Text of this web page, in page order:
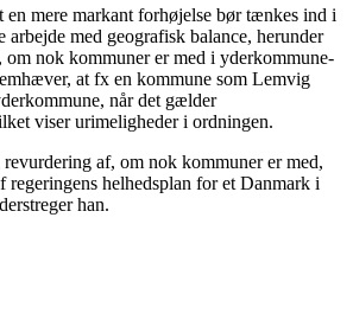
en mere markant forhøjelse bør tænkes ind i
arbejde med geografisk balance, herunder
om nok kommuner er med i yderkommune-
at fx en kommune som Lemvig
når det gælder
viser urimeligheder i ordningen.
af, om nok kommuner er med,
regeringens helhedsplan for et Danmark i
han.